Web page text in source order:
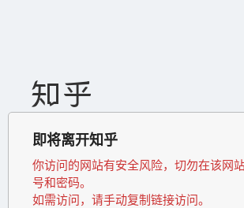
即将离开知乎
你访问的网站有安全风险，切勿在该网
号和密码。
如需访问，请手动复制链接访问。